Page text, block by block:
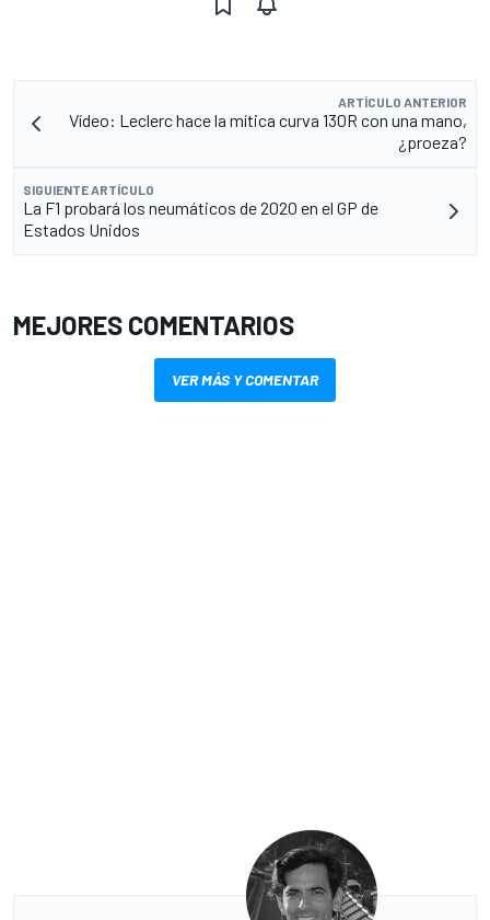
ARTÍCULO ANTERIOR
Vídeo: Leclerc hace la mítica curva 130R con una mano,
¿proeza?
SIGUIENTE ARTÍCULO
La F1 probará los neumáticos de 2020 en el GP de
Estados Unidos
MEJORES COMENTARIOS
VER MÁS Y COMENTAR